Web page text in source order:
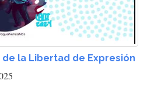
la Libertad de Expresión